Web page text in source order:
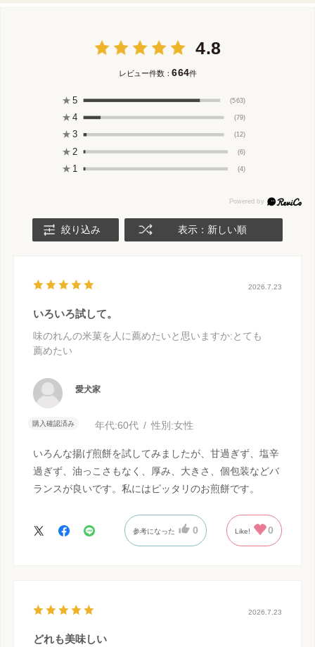
4.8
レビュー件数：664件
★ 5 (563)
★ 4 (79)
★ 3 (12)
★ 2 (6)
★ 1 (4)
絞り込み 表示：新しい順
2026.7.23
いろいろ試して。
味のれんの米菓を人に薦めたいと思いますか:とても
薦めたい
愛犬家
購入確認済み 年代:60代 性別:女性
いろんな揚げ煎餅を試してみましたが、甘過ぎず、塩辛
過ぎず、油っこさもなく、厚み、大きさ、個包装などバ
ランスが良いです。私にはピッタリのお煎餅です。
参考になった 0 Like! 0
2026.7.23
どれも美味しい